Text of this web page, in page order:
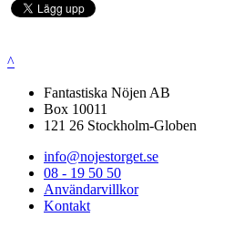
^
Fantastiska Nöjen AB
Box 10011
121 26 Stockholm-Globen
info@nojestorget.se
08 - 19 50 50
Användarvillkor
Kontakt